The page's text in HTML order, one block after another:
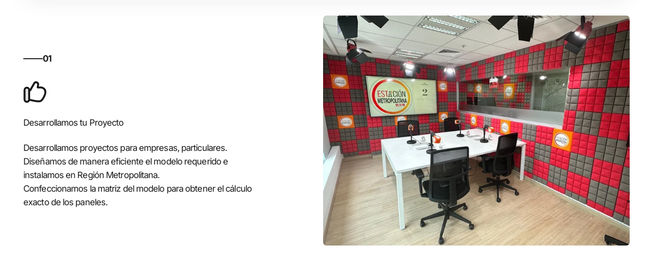
01
Desarrollamos tu Proyecto
Desarrollamos proyectos para empresas, particulares.
Diseñamos de manera eficiente el modelo requerido e
instalamos en Región Metropolitana.
Confeccionamos la matriz del modelo para obtener el cálculo
exacto de los paneles.